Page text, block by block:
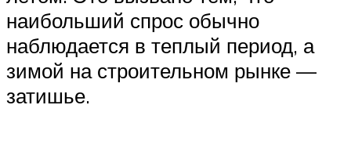
наибольший спрос обычно
наблюдается в теплый период, а
зимой на строительном рынке —
затишье.